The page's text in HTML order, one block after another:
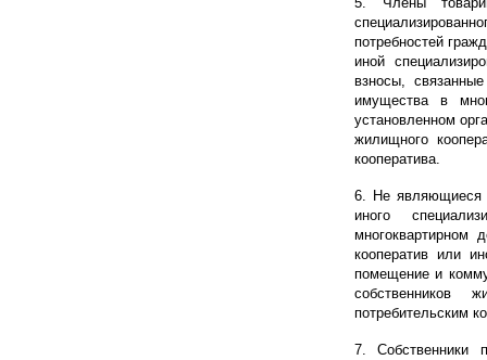
потребностей
иной
взносы,
имущества в
установленном
жилищного
кооператива.
6. Не являющиеся
иного
многоквартирном
кооператив или
помещение и
собственников
потребительским
7. Собственники